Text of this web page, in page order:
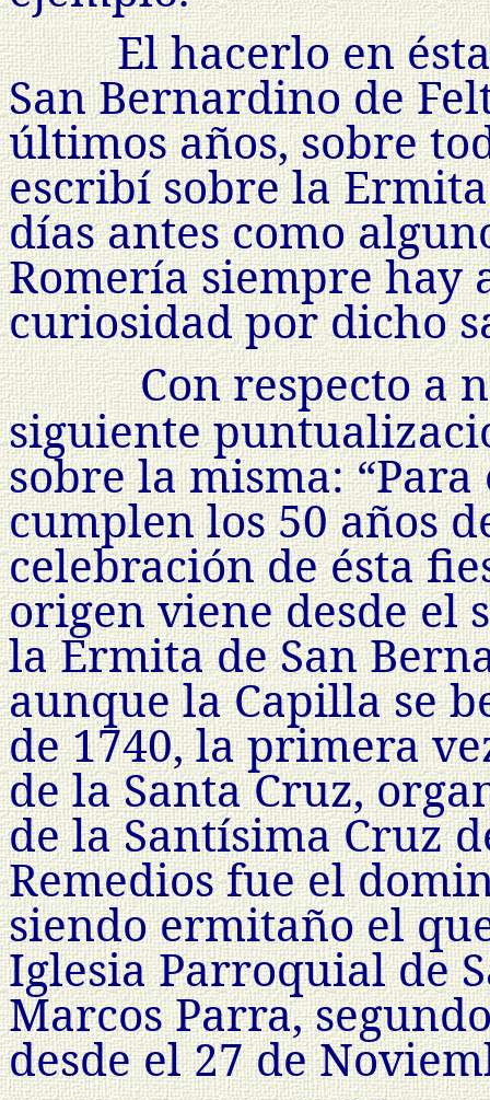
El hacerlo en
San Bernardino de
últimos años, sobre
escribí sobre la
días antes como
Romería siempre hay
curiosidad por dicho
Con respecto a
siguiente
sobre la misma:
cumplen los 50 años
celebración de ésta
origen viene desde el
la Ermita de San
aunque la Capilla se
de 1740, la primera
de la Santa Cruz,
de la Santísima Cruz
Remedios fue el
siendo ermitaño el
Iglesia Parroquial de
Marcos Parra,
desde el 27 de